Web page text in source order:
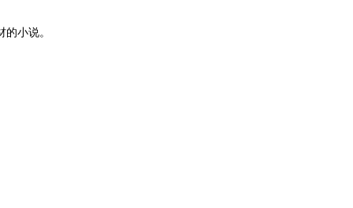
小说。